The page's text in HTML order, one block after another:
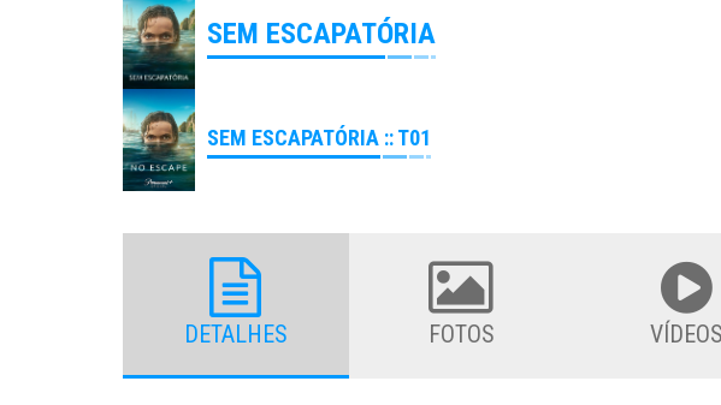
SEM ESCAPATÓRIA
SEM ESCAPATÓRIA :: T01
DETALHES FOTOS VÍDEOS